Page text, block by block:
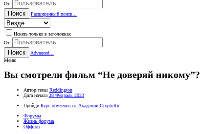
От:
Поиск Расширенный поиск...
Искать только в заголовках
От:
Поиск
Advanced...
Меню
Вы смотрели фильм “Не доверяй никому”?
Автор темы Reddington
Дата начала 28 Февраль 2023
Пройди Курс обучения от Академии CryptoRu
Форумы
Жизнь форума
Оффтоп